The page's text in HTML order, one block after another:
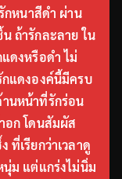
กหนาสีดำ ผ่าน
ถ้ารักละลาย ใน
ดงหรือดำ ไม่
กแดงองค์นี้มีครบ
นหน้าที่รักร่อน
อก โดนสัมผัส
ที่เรียกว่าเวลาดู
นุ่ม แต่แกร่งไม่นิ่ม